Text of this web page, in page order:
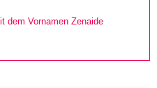
dem Vornamen Zenaide